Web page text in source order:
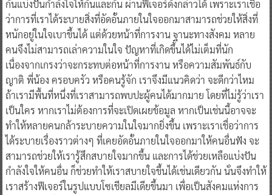
กันแบ่งปันกำลังใจให้กันและกัน ผ่านฟีเจอร์ดังกล่าวได้ เพราะเราเชื่อ
ว่าการที่เราได้ระบายสิ่งที่อัดอั้นภายในใจออกมาสามารถช่วยให้สิ่งที่
หนักอยู่ในใจเบาขึ้นได้ แต่ด้วยหน้าที่การงาน ฐานะทางสังคม หลาย
คนจึงไม่สามารถเล่าความในใจ ปัญหาที่เกิดขึ้นได้ไม่เต็มที่นัก
เนื่องจากเกรงว่าจะกระทบต่อหน้าที่การงาน หรือความสัมพันธ์กับ
ญาติ พี่น้อง ครอบครัว หรือคนรู้จัก เราจึงมีแนวคิดว่า จะดีกว่าไหม
ถ้าเรามีพื้นที่หนึ่งที่เราสามารถพบปะผู้คนได้มากมาย โดยที่ไม่รู้ว่าเรา
เป็นใคร หากเราไม่ต้องการที่จะเปิดเผยข้อมูล หากเป็นเช่นนี้อาจจะ
ทำให้หลายคนกล้าระบายความในใจมากยิ่งขึ้น เพราะเราเชื่อว่าการ
ได้ระบายเรื่องราวต่างๆ ที่เคยอัดอั้นภายในใจออกมาให้คนอื่นฟัง จะ
สามารถช่วยให้เรารู้สึกสบายใจมากขึ้น และการได้ช่วยเหลือแบ่งปัน
กำลังใจให้คนอื่น ก็ช่วยทำให้เราสบายใจขึ้นได้เช่นเดียวกัน นั่นจึงทำให้
เราสร้างฟีเจอร์ในรูปแบบโซเชียลมีเดียขึ้นมา เพื่อเป็นสังคมแห่งการ